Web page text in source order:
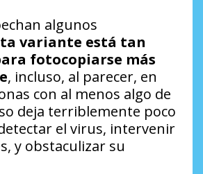
algunos
variante está tan
fotocopiarse más
, incluso, al parecer, en
con al menos algo de
deja terriblemente poco
el virus, intervenir
y obstaculizar su